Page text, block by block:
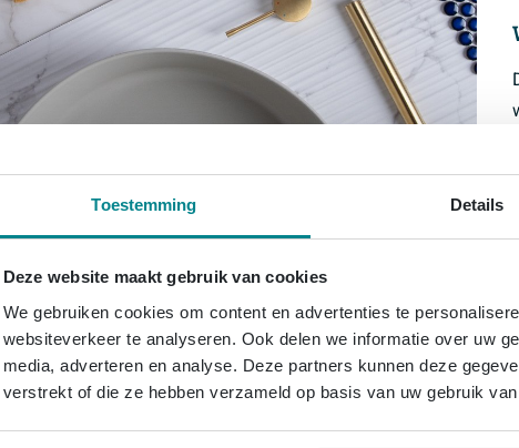
Toestemming Details
Deze website maakt gebruik van cookies
We gebruiken cookies om content en advertenties te
websiteverkeer te analyseren. Ook delen we informatie over uw
media, adverteren en analyse. Deze partners kunnen deze
verstrekt of die ze hebben verzameld op basis van uw gebruik